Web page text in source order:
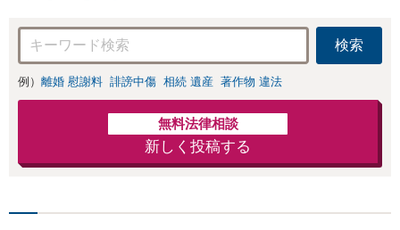
検索
例） 離婚 慰謝料 誹謗中傷 相続 遺産 著作物 違法
無料法律相談
新しく投稿する